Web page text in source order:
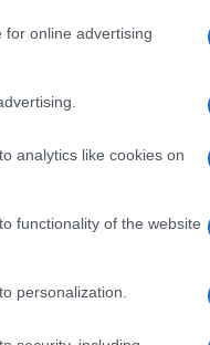
for online advertising
analytics like cookies on
functionality of the website
personalization.
να
Ιστορία ως
που είναι
όσους
μπορεί να
κύκλους,
προσπαθούν να
σοβαρά
και να